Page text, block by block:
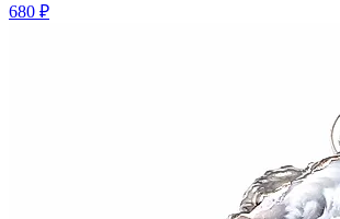
680 ₽